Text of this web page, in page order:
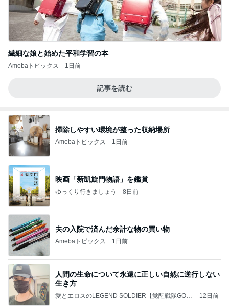
繊細な娘と始めた平和学習の本
Amebaトピックス 1日前
記事を読む
掃除しやすい環境が整った収納場所
Amebaトピックス 1日前
映画「新凱旋門物語」を鑑賞
ゆっくり行きましょう 8日前
夫の入院で済んだ余計な物の買い物
Amebaトピックス 1日前
人間の生命について永遠に正しい自然に逆行しない
生き方
愛とエロスのLEGEND SOLDIER【覚醒戦隊GOD
12日前